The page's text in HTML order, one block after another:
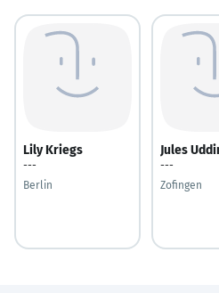
Lily Kriegs
---
Berlin
Jules
---
Zofingen